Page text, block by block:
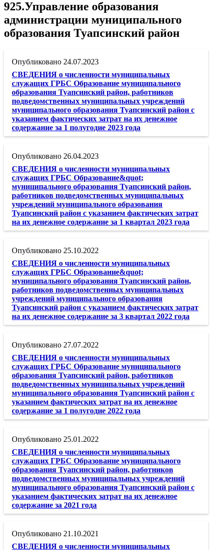
925.Управление образования
администрации муниципального
образования Туапсинский район
24.07.2023
СВЕДЕНИЯ о численности муниципальных
служащих ГРБС Образование муниципального
образования Туапсинский район, работников
подведомственных муниципальных учреждений
муниципального образования Туапсинский район с
указанием фактических затрат на их денежное
содержание за 1 полугодие 2023 года
26.04.2023
СВЕДЕНИЯ о численности муниципальных
служащих ГРБС Образование&quot;
муниципального образования Туапсинский район,
работников подведомственных муниципальных
учреждений муниципального образования
Туапсинский район с указанием фактических затрат
на их денежное содержание за 1 квартал 2023 года
25.10.2022
СВЕДЕНИЯ о численности муниципальных
служащих ГРБС Образование&quot;
муниципального образования Туапсинский район,
работников подведомственных муниципальных
учреждений муниципального образования
Туапсинский район с указанием фактических затрат
на их денежное содержание за 3 квартал 2022 года
27.07.2022
СВЕДЕНИЯ о численности муниципальных
служащих ГРБС Образование муниципального
образования Туапсинский район, работников
подведомственных муниципальных учреждений
муниципального образования Туапсинский район с
указанием фактических затрат на их денежное
содержание за 1 полугодие 2022 года
25.01.2022
СВЕДЕНИЯ о численности муниципальных
служащих ГРБС Образование муниципального
образования Туапсинский район, работников
подведомственных муниципальных учреждений
муниципального образования Туапсинский район с
указанием фактических затрат на их денежное
содержание за 2021 года
21.10.2021
СВЕДЕНИЯ о численности муниципальных